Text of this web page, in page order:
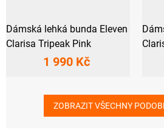
Dámská lehká bunda Eleven
Clarisa Tripeak Pink
1 990 Kč
ZOBRAZIT VŠECHNY